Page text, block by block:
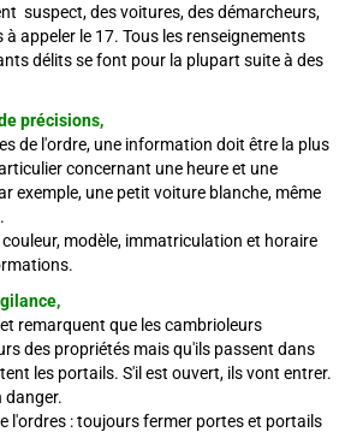
suspect, des voitures, des démarcheurs,
appeler le 17. Tous les renseignements
délits se font pour la plupart suite à des
précisions,
de l'ordre, une information doit être la plus
concernant une heure et une
exemple, une petit voiture blanche, même
modèle, immatriculation et horaire
remarquent que les cambrioleurs
des propriétés mais qu'ils passent dans
les portails. S'il est ouvert, ils vont entrer.
danger.
l'ordres : toujours fermer portes et portails